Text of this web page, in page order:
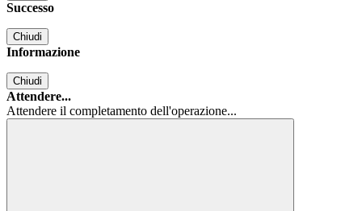
Successo
Chiudi
Informazione
Chiudi
Attendere...
Attendere il completamento dell'operazione...